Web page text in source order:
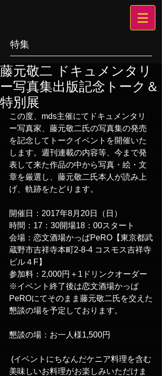
特集
藤元敬二 ドキュメンタリ
ー写真集出版記念トーク＆
特別展
この度、mds主催にてドキュメンタリ
ー写真家、藤元敬二氏の写真集の発売
を記念してトークイベントを開催いた
します。週刊連載の内容等、今まで発
表して来た作品の中から写真・絵・文
章を厳選し、藤元敬二氏本人が読み上
げ、軌跡をたどります。
開催日：2017年8月20日（日）
時間：17：30開場18：00スタート
会場：恋文酒場かっぱPeRO【東京都武
蔵野市吉祥寺本町2-8-4 コスモス吉祥寺
ビル４F】
参加料：2,000円＋1ドリンクオーダー
※イベント終了後は恋文酒場かっぱ
PeROにてそのまま藤元敬二氏を交えた
懇談の場を予定しております。
懇談の場：お一人様1,500円
美味しいお料理がお楽しみいただけま